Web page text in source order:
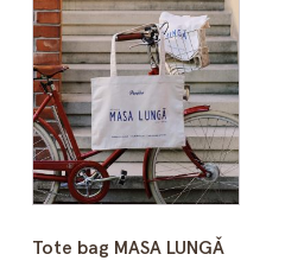
Tote bag MASA LUNGǍ